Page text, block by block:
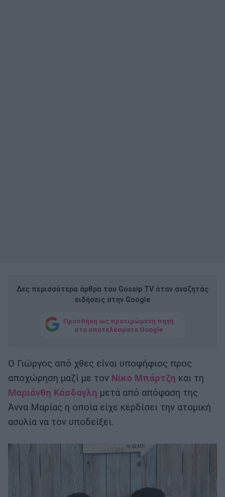
Δες περισσότερα άρθρα του Gossip TV όταν αναζητάς
ειδήσεις στην Google
Προσθήκη ως προτιμώμενη πηγή
στα αποτελέσματα Google
Ο Γιώργος από χθες είναι υποψήφιος προς
αποχώρηση μαζί με τον Νίκο Μπάρτζη και τη
Μαριάνθη Κάσδαγλη μετά από απόφαση της
Άννα Μαρίας η οποία είχε κερδίσει την ατομική
ασυλία να τον υποδείξει.